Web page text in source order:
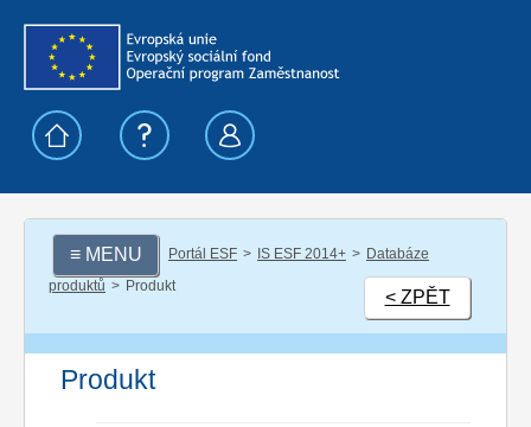
≡ MENU Portál ESF IS ESF 2014+
Databáze
produktů
Produkt
< ZPĚT
Produkt